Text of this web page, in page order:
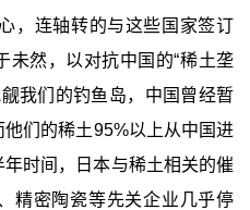
，连轴转的与这些国家签订
未然，以对抗中国的“稀土垄
我们的钓鱼岛，中国曾经暂
们的稀土95%以上从中国进
时间，日本与稀土相关的催
精密陶瓷等先关企业几乎停